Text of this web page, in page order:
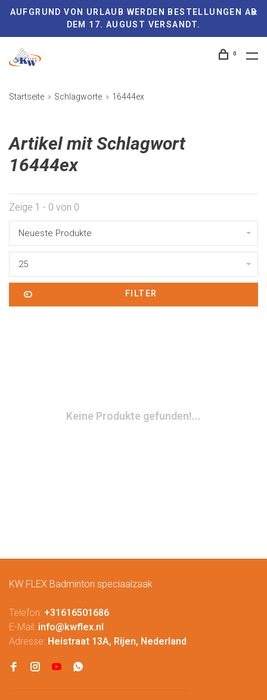
AUFGRUND VON URLAUB WERDEN BESTELLUNGEN AB
DEM 17. AUGUST VERSANDT.
0
Startseite Schlagworte 16444ex
Artikel mit Schlagwort
16444ex
Zeige 1 - 0 von 0
Neueste Produkte
25
FILTER
Keine Produkte gefunden!...
KW FLEX Badminton speciaalzaak
Telefon: +31616501686
E-Mail: info@kwflex.nl
Adresse: Heistraat 13A, Rijen, Nederland